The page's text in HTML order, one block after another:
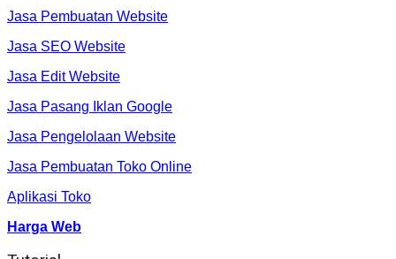
Jasa Pembuatan Website
Jasa SEO Website
Jasa Edit Website
Jasa Pasang Iklan Google
Jasa Pengelolaan Website
Jasa Pembuatan Toko Online
Aplikasi Toko
Harga Web